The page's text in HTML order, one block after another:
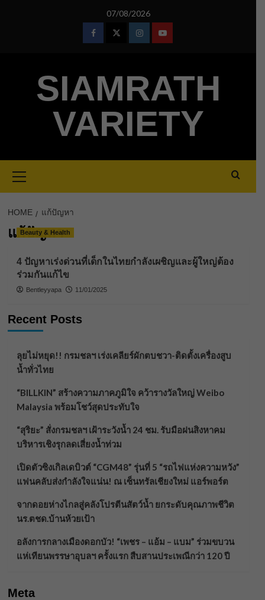
07/08/2026
FacebookTwitterInstagramYoutube
SIAMRATH
VARIETY
Menu
HOME แก้ปัญหา
แก้ปัญหา
Beauty & Health
4 ปัญหาเร่งด่วนที่เด็กในไทยกำลังเผชิญและผู้ใหญ่ต้อง
ร่วมกันแก้ไข
Bentleyyapa 11/01/2025
Recent Posts
ลุยไม่หยุด!! กรมชลฯ เร่งเคลียร์ผักตบชวา-ติดตั้งเครื่องสูบ
น้ำทั่วไทย
“BILLKIN” สร้างความภาคภูมิใจ คว้ารางวัลใหญ่ Weibo
Malaysia พร้อมโชว์สุดประทับใจ
“สุริยะ” สั่งกรมชลฯ เฝ้าระวังน้ำ 24 ชม. รับมือฝนสิงหาคม
บริหารเชิงรุกลดเสี่ยงน้ำท่วม
เปิดตัวซิงเกิลเดบิวต์ “CGM48” รุ่นที่ 5 “รถไฟแห่งความหวัง”
แฟนคลับส่งกำลังใจแน่น! ณ เซ็นทรัลเชียงใหม่ แอร์พอร์ต
จากดอยห่างไกลสู่คลังโปรตีนสัตว์น้ำ ยกระดับคุณภาพชีวิต
นร.ตชด.บ้านห้วยเป้า
อลังการกลางเมืองดอกบัว! “เพชร – แอ้ม – แบม” ร่วมขบวน
แห่เทียนพรรษาอุบลฯ ครั้งแรก สืบสานประเพณีกว่า 120 ปี
Meta